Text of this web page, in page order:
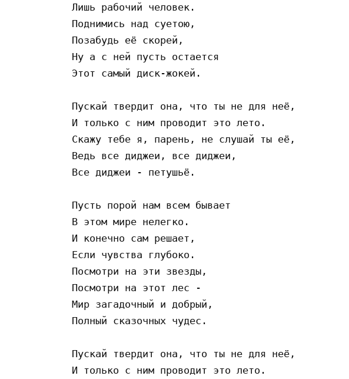
Лишь рабочий человек.
Поднимись над суетою,
Позабудь её скорей,
Ну а с ней пусть остается
Этот самый диск-жокей.
Пускай твердит она, что ты не для неё,
И только с ним проводит это лето.
Скажу тебе я, парень, не слушай ты её,
Ведь все диджеи, все диджеи,
Все диджеи - петушьё.
Пусть порой нам всем бывает
В этом мире нелегко.
И конечно сам решает,
Если чувства глубоко.
Посмотри на эти звезды,
Посмотри на этот лес -
Мир загадочный и добрый,
Полный сказочных чудес.
Пускай твердит она, что ты не для неё,
И только с ним проводит это лето.